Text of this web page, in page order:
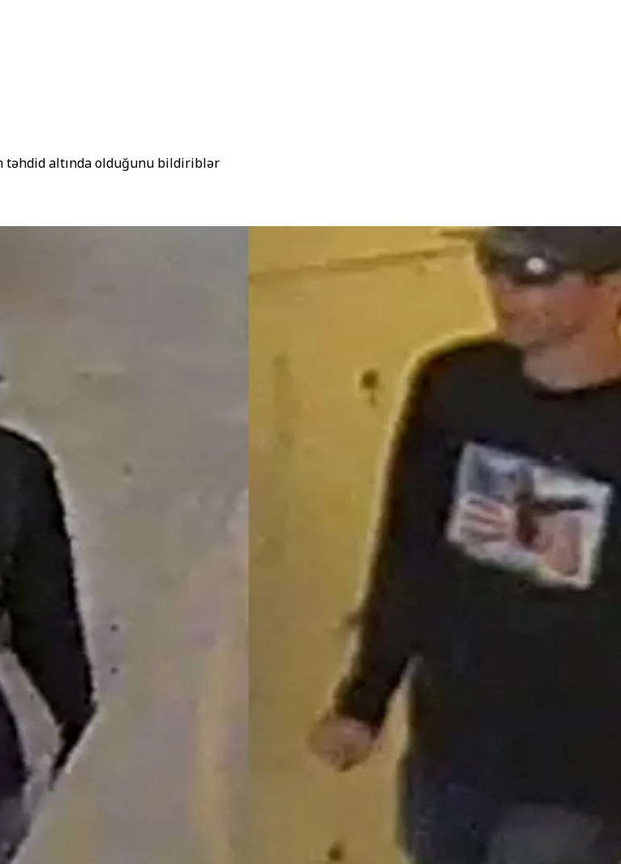
təhdid altında olduğunu bildiriblər